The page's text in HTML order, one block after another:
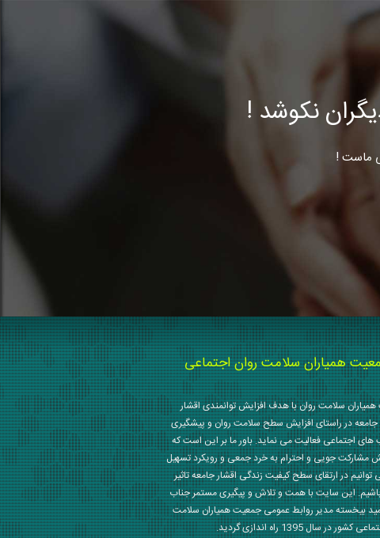
نکوشد !
ماست !
همیاران سلامت روان اجتماعی
سلامت روان با هدف افزایش توانمندی اقشار
در راستای افزایش سطح سلامت روان و پیشگیری
های اجتماعی فعالیت می نماید. باور ما بر این است که
مشارکت جویی و احترام به خرد جمعی و رویکرد تسهیل
توانیم در ارتقای سطح کیفیت زندگی اقشار جامعه تاثیر
این سایت با همت و تلاش و پیگیری مستمر جناب
بیخسته مدیر روابط عمومی جمعیت همیاران سلامت
در سال 1395 راه اندازی گردید.